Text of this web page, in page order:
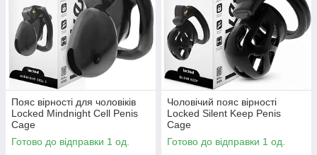
Пояс вірності для чоловіків
Locked Mindnight Cell Penis
Cage
Готово до відправки 1 од.
Чоловічий пояс вірності
Locked Silent Keep Penis
Cage
Готово до відправки 1 од.